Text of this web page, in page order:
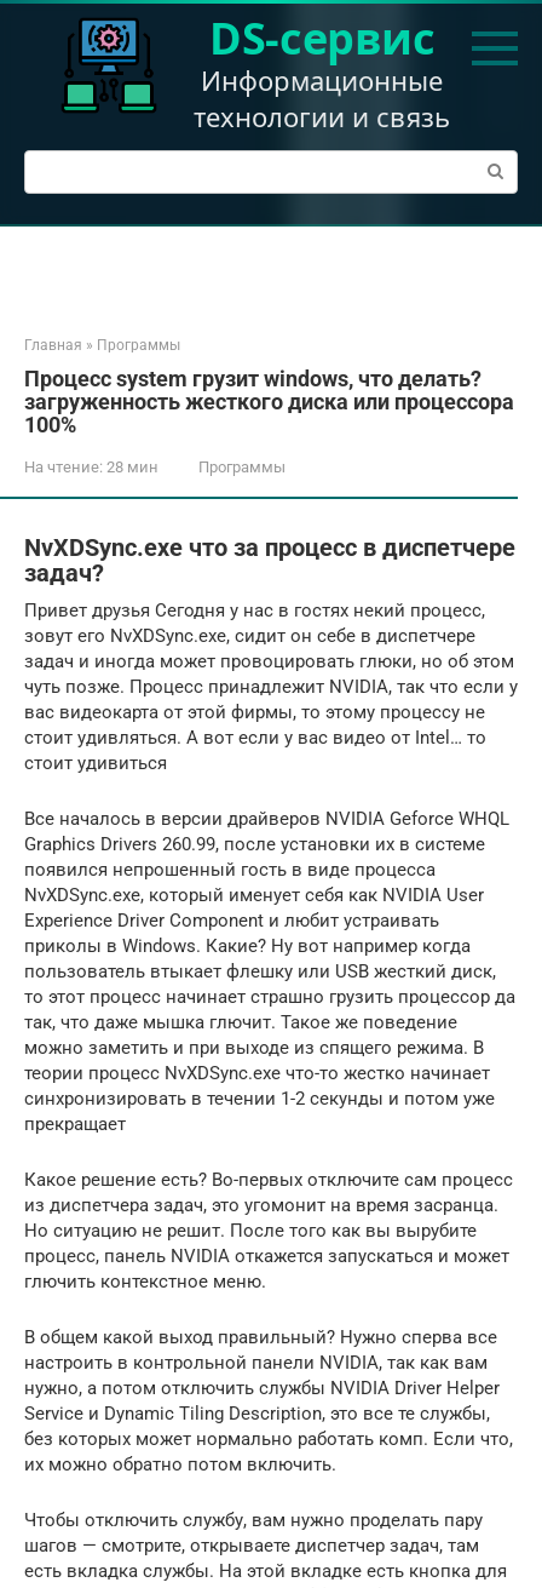
Перейти
DS-сервис
Информационные
технологии и связь
Поиск:
Главная » Программы
Процесс system грузит windows, что делать?
загруженность жесткого диска или процессора
100%
На чтение: 28 мин Программы
NvXDSync.exe что за процесс в диспетчере
задач?
Привет друзья Сегодня у нас в гостях некий процесс,
зовут его NvXDSync.exe, сидит он себе в диспетчере
задач и иногда может провоцировать глюки, но об этом
чуть позже. Процесс принадлежит NVIDIA, так что если у
вас видеокарта от этой фирмы, то этому процессу не
стоит удивляться. А вот если у вас видео от Intel… то
стоит удивиться
Все началось в версии драйверов NVIDIA Geforce WHQL
Graphics Drivers 260.99, после установки их в системе
появился непрошенный гость в виде процесса
NvXDSync.exe, который именует себя как NVIDIA User
Experience Driver Component и любит устраивать
приколы в Windows. Какие? Ну вот например когда
пользователь втыкает флешку или USB жесткий диск,
то этот процесс начинает страшно грузить процессор да
так, что даже мышка глючит. Такое же поведение
можно заметить и при выходе из спящего режима. В
теории процесс NvXDSync.exe что-то жестко начинает
синхронизировать в течении 1-2 секунды и потом уже
прекращает
Какое решение есть? Во-первых отключите сам процесс
из диспетчера задач, это угомонит на время засранца.
Но ситуацию не решит. После того как вы вырубите
процесс, панель NVIDIA откажется запускаться и может
глючить контекстное меню.
В общем какой выход правильный? Нужно сперва все
настроить в контрольной панели NVIDIA, так как вам
нужно, а потом отключить службы NVIDIA Driver Helper
Service и Dynamic Tiling Description, это все те службы,
без которых может нормально работать комп. Если что,
их можно обратно потом включить.
Чтобы отключить службу, вам нужно проделать пару
шагов — смотрите, открываете диспетчер задач, там
есть вкладка службы. На этой вкладке есть кнопка для